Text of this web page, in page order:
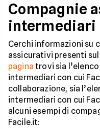
Compagnie
intermediari
Cerchi informazioni su
assicurativi presenti
pagina trovi sia
intermediari con cui
collaborazione, sia
intermediari con cui
alcuni esempi di
Facile.it: